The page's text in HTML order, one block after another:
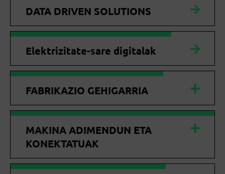
DATA DRIVEN SOLUTIONS
Elektrizitate-sare digitalak
FABRIKAZIO GEHIGARRIA
MAKINA ADIMENDUN ETA
KONEKTATUAK